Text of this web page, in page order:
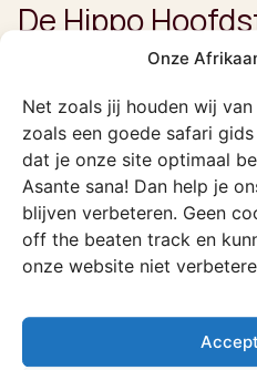
Onze
Net zoals jij houden wij
zoals een goede safari
dat je onze site optimaal
Asante sana! Dan help je
blijven verbeteren. Geen
off the beaten track en
onze website niet
De Hippo
We beginnen bij één van de
Elephant Coast, St. Lucia.
wordt omringd door
genoemd door de locals.
maak een gave tour langs de
krokodillen en spot
lepelaars en roze pelikanen.
restaurantjes en barretjes.
terug gaat naar je